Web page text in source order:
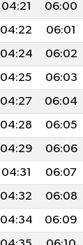
04:21 06:00
04:22 06:01
04:24 06:02
04:25 06:03
04:27 06:04
04:28 06:05
04:29 06:06
04:31 06:07
04:32 06:08
04:34 06:09